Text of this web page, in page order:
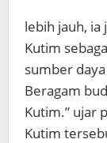
lebih jauh, ia
Kutim
sumber
Beragam
Kutim.” ujar
Kutim